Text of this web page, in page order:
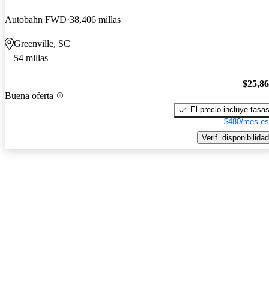
Autobahn FWD 38,406 millas
Greenville, SC
54 millas
Buena oferta
El precio incluye tasas
$480/mes
Verif. disponibilidad